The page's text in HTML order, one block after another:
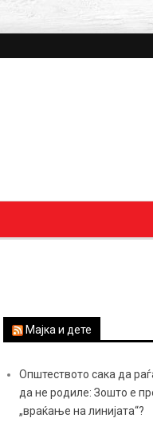
Мајка и дете
Општеството сака да
да не родиле: Зошто е
„враќање на линијата“?